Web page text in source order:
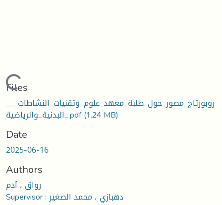
Files
__روبورتاج_مصور_حول_طلبة_معهد_علوم_وتقنيات_النشاطات_
البدنية_والرياضية_.pdf(1.24 MB)
Date
2025-06-16
Authors
رواق ، آدم
Supervisor : دهبازي ، محمد الصغير